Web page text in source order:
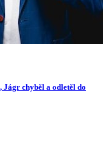
chyběl a odletěl do